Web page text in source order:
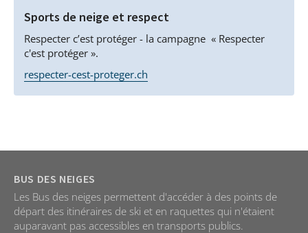
Sports de neige et respect
Respecter c’est protéger - la campagne « Respecter
c'est protéger ».
respecter-cest-proteger.ch
BUS DES NEIGES
Les Bus des neiges permettent d'accéder à des points de
départ des itinéraires de ski et en raquettes qui n'étaient
auparavant pas accessibles en transports publics.